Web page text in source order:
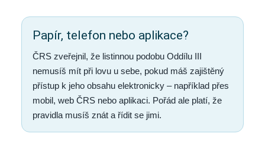
Papír, telefon nebo aplikace?
ČRS zveřejnil, že listinnou podobu Oddílu III
nemusíš mít při lovu u sebe, pokud máš zajištěný
přístup k jeho obsahu elektronicky – například přes
mobil, web ČRS nebo aplikaci. Pořád ale platí, že
pravidla musíš znát a řídit se jimi.